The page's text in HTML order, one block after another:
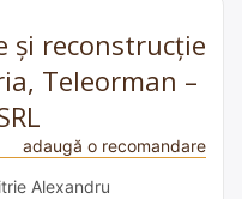
și reconstrucție
Teleorman –
adaugă o recomandare
Alexandru